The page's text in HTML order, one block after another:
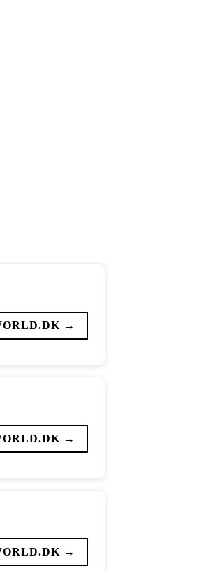
→
→
→